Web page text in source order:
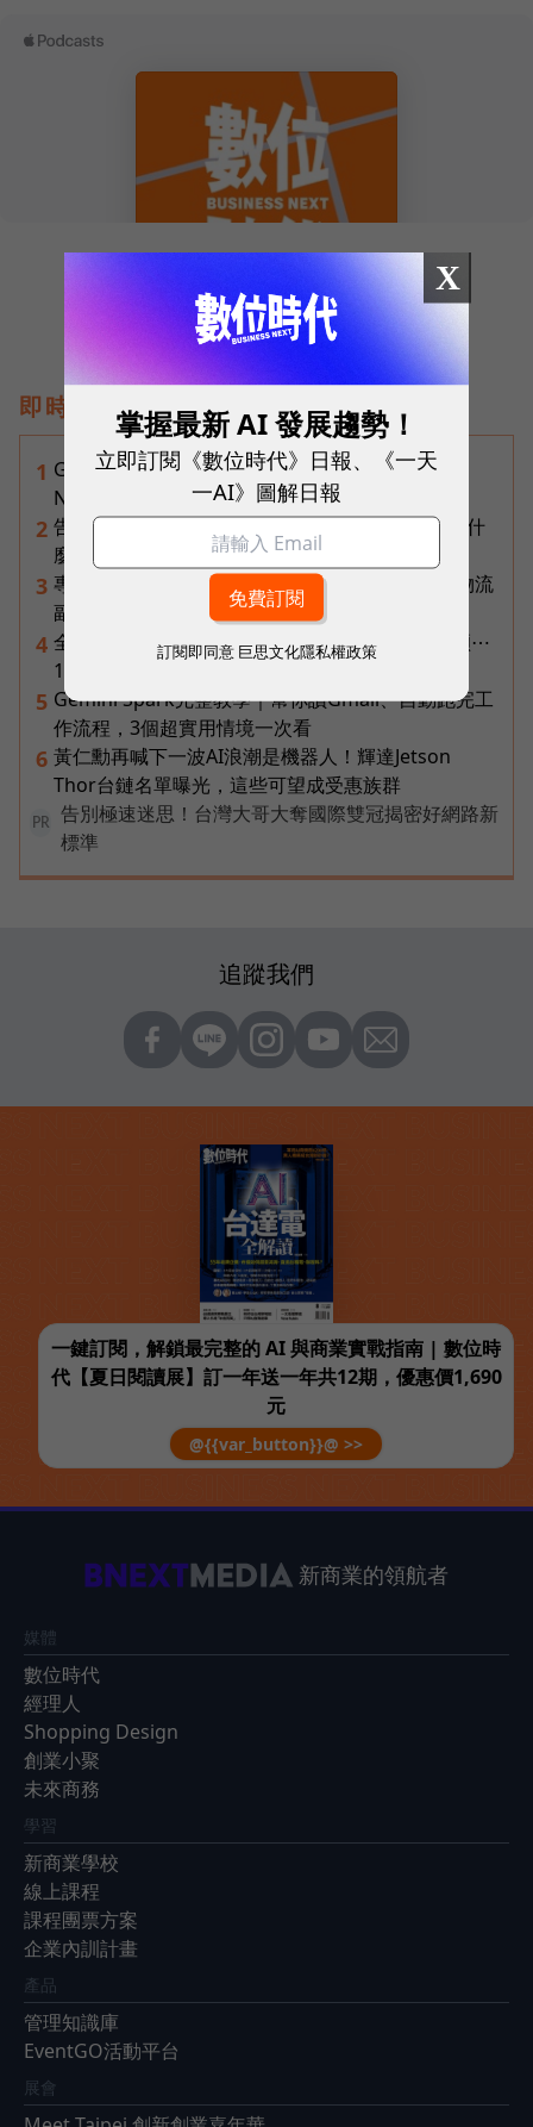
即時熱門文章
1 Gemini完整教學地圖！37篇實測整理，
Notebooks、Spark、提示詞架構全打包
2 告別「極速迷思」！Opensignal 國際評比揭密：什
麼才是 5G 時代的好網路？
3 專訪｜進貨沒變快，momo為何仍導入機器人？物流
副總揭比拚速度更棘手的缺工難題
4 全球AI伺服器幾乎都靠台廠做！鴻海、廣達、緯穎⋯
19檔AI基建概念股全拆解
5 Gemini Spark完整教學｜幫你讀Gmail、自動跑完工
作流程，3個超實用情境一次看
6 黃仁勳再喊下一波AI浪潮是機器人！輝達Jetson
Thor台鏈名單曝光，這些可望成受惠族群
PR
告別極速迷思！台灣大哥大奪國際雙冠揭密好網路新
標準
追蹤我們
一鍵訂閱，解鎖最完整的 AI 與商業實戰指南 | 數位時
代【夏日閱讀展】訂一年送一年共12期，優惠價1,690
元
@{{var_button}}@ >>
新商業的領航者
媒體
數位時代
經理人
Shopping Design
創業小聚
未來商務
學習
新商業學校
線上課程
課程團票方案
企業內訓計畫
產品
管理知識庫
EventGO活動平台
展會
X
掌握最新 AI 發展趨勢！
立即訂閱《數位時代》日報、《一天
一AI》圖解日報
訂閱即同意 巨思文化隱私權政策